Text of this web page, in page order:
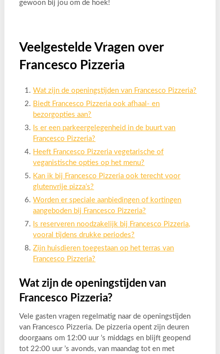
gewoon bij jou om de hoek!
Veelgestelde Vragen over
Francesco Pizzeria
Wat zijn de openingstijden van Francesco Pizzeria?
Biedt Francesco Pizzeria ook afhaal- en
bezorgopties aan?
Is er een parkeergelegenheid in de buurt van
Francesco Pizzeria?
Heeft Francesco Pizzeria vegetarische of
veganistische opties op het menu?
Kan ik bij Francesco Pizzeria ook terecht voor
glutenvrije pizza’s?
Worden er speciale aanbiedingen of kortingen
aangeboden bij Francesco Pizzeria?
Is reserveren noodzakelijk bij Francesco Pizzeria,
vooral tijdens drukke periodes?
Zijn huisdieren toegestaan op het terras van
Francesco Pizzeria?
Wat zijn de openingstijden van
Francesco Pizzeria?
Vele gasten vragen regelmatig naar de openingstijden
van Francesco Pizzeria. De pizzeria opent zijn deuren
doorgaans om 12:00 uur ’s middags en blijft geopend
tot 22:00 uur ’s avonds, van maandag tot en met